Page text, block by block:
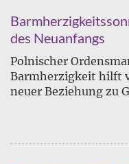
des Neuanfangs
Polnischer
Barmherzigkeit hilft
neuer Beziehung zu